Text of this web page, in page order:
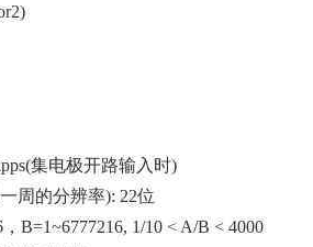
集电极开路输入时)
周的分辨率): 22位
1/10 < A/B < 4000